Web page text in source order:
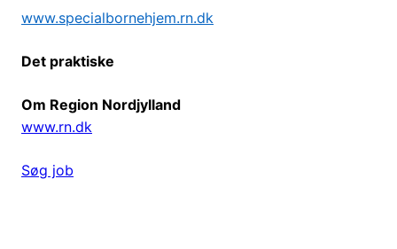
www.specialbornehjem.rn.dk
Det praktiske
Om Region Nordjylland
www.rn.dk
Søg job